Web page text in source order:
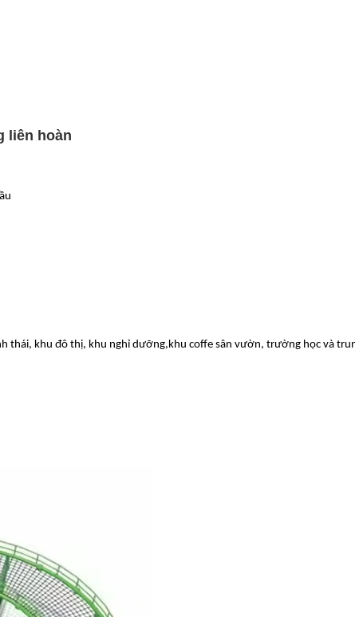
liên hoàn
thái, khu đô thị, khu nghỉ dưỡng,khu coffe sân vườn, trường học và